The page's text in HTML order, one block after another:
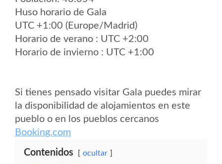
Huso horario de Gala
UTC +1:00 (Europe/Madrid)
Horario de verano : UTC +2:00
Horario de invierno : UTC +1:00
Si tienes pensado visitar Gala puedes mirar
la disponibilidad de alojamientos en este
pueblo o en los pueblos cercanos
Booking.com
Contenidos ocultar